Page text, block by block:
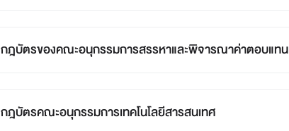
กฎบัตรของคณะอนุกรรมการสรรหาและพิจารณาค่าตอบแทน
กฎบัตรคณะอนุกรรมการเทคโนโลยีสารสนเทศ